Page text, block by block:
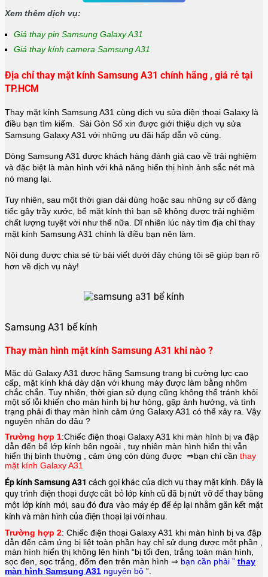
Xem thêm dịch vụ:
Giá thay pin Samsung Galaxy A31
Giá thay kính camera Samsung A31
Địa chỉ thay mặt kính Samsung A31 chính hãng , giá rẻ tại
TP.HCM
Thay mặt kính Samsung A31 cùng dịch vụ sửa điện thoại Galaxy là
điều bạn tìm kiếm. Sài Gòn Số xin được giới thiệu dịch vụ sửa
Samsung Galaxy A31 với những ưu đãi hấp dẫn vô cùng.
Dòng Samsung A31 được khách hàng đánh giá cao về trải nghiệm
và đặc biệt là màn hình với khả năng hiển thị hình ảnh sắc nét mà
nó mang lại.
Tuy nhiên, sau một thời gian dài dùng hoặc sau những sự cố đáng
tiếc gây trầy xước, bể mặt kính thì bạn sẽ không được trải nghiệm
chất lượng tuyệt vời như thế nữa. Dĩ nhiên lúc này tìm địa chỉ thay
mặt kính Samsung A31 chính là điều bạn nên làm.
Nội dung được chia sẻ từ bài viết dưới đây chúng tôi sẽ giúp bạn rõ
hơn về dịch vụ này!
Samsung A31 bể kính
Thay màn hình mặt kính Samsung A31 khi nào ?
Mặc dù Galaxy A31 được hãng Samsung trang bị cường lực cao
cấp, mặt kính khá dày dặn với khung máy được làm bằng nhôm
chắc chắn. Tuy nhiên, thời gian sử dụng cũng không thể tránh khỏi
một số lỗi khiến cho màn hình bị hư hỏng, gặp ảnh hưởng, và tình
trạng phải đi thay màn hình cảm ứng Galaxy A31 có thể xảy ra. Vậy
nguyên nhân do đâu ?
Trường hợp 1:Chiếc điện thoại Galaxy A31 khi màn hình bị va đập
dẫn đến bể lớp kính bên ngoài , tuy nhiên màn hình hiển thị vẫn
hiển thị bình thường , cảm ứng còn dùng được ⇒bạn chỉ cần thay
mặt kính Galaxy A31
Ép kính Samsung A31 cách gọi khác của dịch vụ thay mặt kính. Đây là
quy trình điện thoại được cắt bỏ lớp kính cũ đã bị nứt vỡ để thay bằng
một lớp kính mới, sau đó đưa vào máy ép để ép lại nhằm gắn kết mặt
kính và màn hình của điện thoại lại với nhau.
Trường hợp 2: Chiếc điện thoại Galaxy A31 khi màn hình bị va đập
dẫn đến cảm ứng bị liệt toàn phần hay chỉ sử dụng được một phần ,
màn hình hiển thị không lên hình “bị tối đen, trắng toàn màn hình,
sọc đen, sọc trắng, đốm đen trên màn hình ⇒ bạn cần phải ” thay
màn hình Samsung A31 nguyên bộ ”.